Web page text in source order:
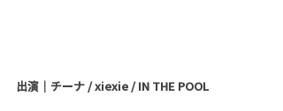
出演｜チーナ / xiexie / IN THE POOL